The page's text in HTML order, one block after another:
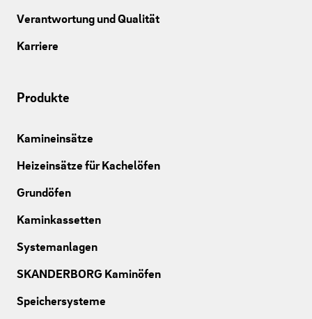
Verantwortung und Qualität
Karriere
Produkte
Kamineinsätze
Heizeinsätze für Kachelöfen
Grundöfen
Kaminkassetten
Systemanlagen
SKANDERBORG Kaminöfen
Speichersysteme